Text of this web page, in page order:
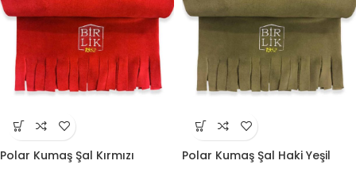
Polar Kumaş Şal Kırmızı Polar Kumaş Şal Haki Yeşil